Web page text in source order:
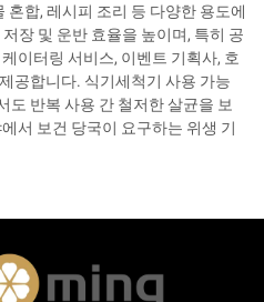
혼합, 레시피 조리 등 다양한 용도에
장 및 운반 효율을 높이며, 특히 공
이터링 서비스, 이벤트 기획사, 호
공합니다. 식기세척기 사용 가능
도 반복 사용 간 철저한 살균을 보
서 보건 당국이 요구하는 위생 기